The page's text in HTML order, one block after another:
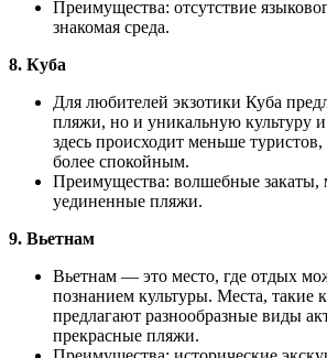
Преимущества: отсутствие
знакомая среда.
8. Куба
Для любителей экзотики Куба
пляжи, но и уникальную культуру
здесь происходит меньше
более спокойным.
Преимущества: волшебные закаты,
уединенные пляжи.
9. Вьетнам
Вьетнам — это место, где отдых
познанием культуры. Места, такие
предлагают разнообразные виды
прекрасные пляжи.